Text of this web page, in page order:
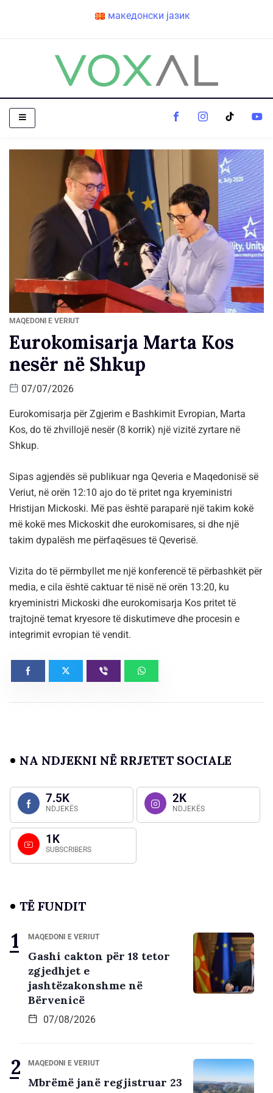
македонски јазик
MAQEDONI E VERIUT
Eurokomisarja Marta Kos
nesër në Shkup
07/07/2026
Eurokomisarja për Zgjerim e Bashkimit Evropian, Marta
Kos, do të zhvillojë nesër (8 korrik) një vizitë zyrtare në
Shkup.
Sipas agjendës së publikuar nga Qeveria e Maqedonisë së
Veriut, në orën 12:10 ajo do të pritet nga kryeministri
Hristijan Mickoski. Më pas është paraparë një takim kokë
më kokë mes Mickoskit dhe eurokomisares, si dhe një
takim dypalësh me përfaqësues të Qeverisë.
Vizita do të përmbyllet me një konferencë të përbashkët për
media, e cila është caktuar të nisë në orën 13:20, ku
kryeministri Mickoski dhe eurokomisarja Kos pritet të
trajtojnë temat kryesore të diskutimeve dhe procesin e
integrimit evropian të vendit.
NA NDJEKNI NË RRJETET SOCIALE
7.5K
NDJEKËS
2K
NDJEKËS
1K
SUBSCRIBERS
TË FUNDIT
MAQEDONI E VERIUT
Gashi cakton për 18 tetor
zgjedhjet e
jashtëzakonshme në
Bërvenicë
07/08/2026
MAQEDONI E VERIUT
Mbrëmë janë regjistruar 23